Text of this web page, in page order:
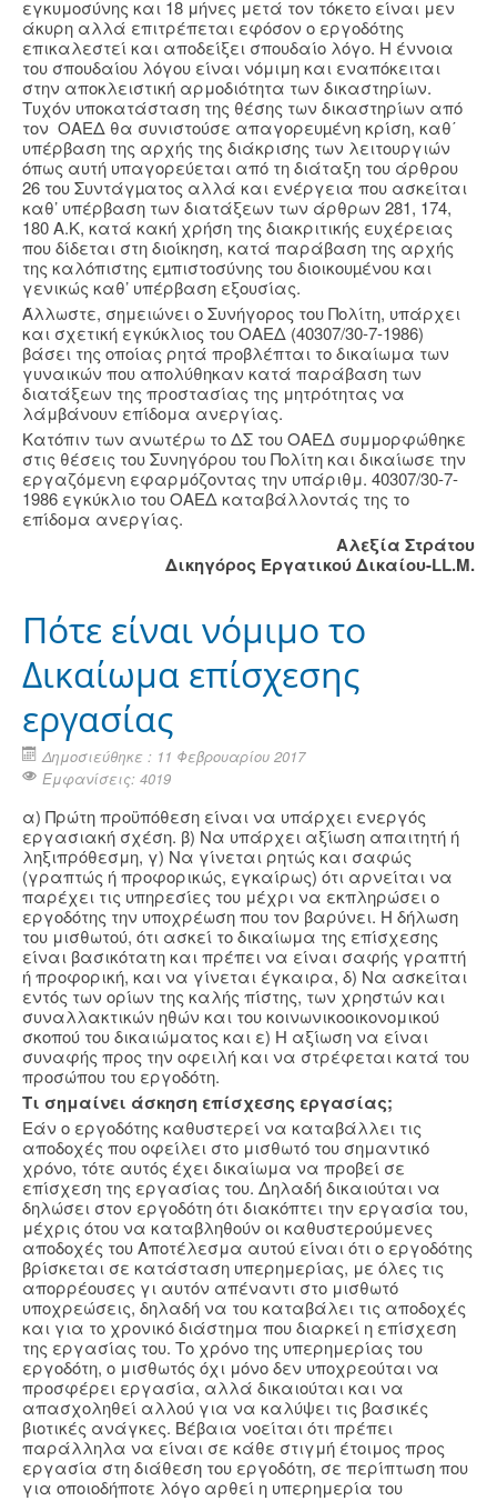
εγκυμοσύνης και 18 μήνες μετά τον τόκετο είναι μεν
άκυρη αλλά επιτρέπεται εφόσον ο εργοδότης
επικαλεστεί και αποδείξει σπουδαίο λόγο. Η έννοια
του σπουδαίου λόγου είναι νόμιμη και εναπόκειται
στην αποκλειστική αρμοδιότητα των δικαστηρίων.
Τυχόν υποκατάσταση της θέσης των δικαστηρίων από
τον ΟΑΕΔ θα συνιστούσε απαγορευµένη κρίση, καθ΄
υπέρβαση της αρχής της διάκρισης των λειτουργιών
όπως αυτή υπαγορεύεται από τη διάταξη του άρθρου
26 του Συντάγµατος αλλά και ενέργεια που ασκείται
καθ’ υπέρβαση των διατάξεων των άρθρων 281, 174,
180 Α.Κ, κατά κακή χρήση της διακριτικής ευχέρειας
που δίδεται στη διοίκηση, κατά παράβαση της αρχής
της καλόπιστης εµπιστοσύνης του διοικουµένου και
γενικώς καθ’ υπέρβαση εξουσίας.
Άλλωστε, σημειώνει ο Συνήγορος του Πολίτη, υπάρχει
και σχετική εγκύκλιος του ΟΑΕΔ (40307/30-7-1986)
βάσει της οποίας ρητά προβλέπται το δικαίωμα των
γυναικών που απολύθηκαν κατά παράβαση των
διατάξεων της προστασίας της μητρότητας να
λάμβάνουν επίδομα ανεργίας.
Κατόπιν των ανωτέρω το ΔΣ του ΟΑΕΔ συμμορφώθηκε
στις θέσεις του Συνηγόρου του Πολίτη και δικαίωσε την
εργαζόμενη εφαρμόζοντας την υπάριθμ. 40307/30-7-
1986 εγκύκλιο του ΟΑΕΔ καταβάλλοντάς της το
επίδομα ανεργίας.
Αλεξία Στράτου
Δικηγόρος Εργατικού Δικαίου-LL.M.
Πότε είναι νόμιμο το
Δικαίωμα επίσχεσης
εργασίας
Δημοσιεύθηκε : 11 Φεβρουαρίου 2017
Εμφανίσεις: 4019
α) Πρώτη προϋπόθεση είναι να υπάρχει ενεργός
εργασιακή σχέση. β) Να υπάρχει αξίωση απαιτητή ή
ληξιπρόθεσμη, γ) Να γίνεται ρητώς και σαφώς
(γραπτώς ή προφορικώς, εγκαίρως) ότι αρνείται να
παρέχει τις υπηρεσίες του μέχρι να εκπληρώσει ο
εργοδότης την υποχρέωση που τον βαρύνει. Η δήλωση
του μισθωτού, ότι ασκεί το δικαίωμα της επίσχεσης
είναι βασικότατη και πρέπει να είναι σαφής γραπτή
ή προφορική, και να γίνεται έγκαιρα, δ) Να ασκείται
εντός των ορίων της καλής πίστης, των χρηστών και
συναλλακτικών ηθών και του κοινωνικοοικονομικού
σκοπού του δικαιώματος και ε) Η αξίωση να είναι
συναφής προς την οφειλή και να στρέφεται κατά του
προσώπου του εργοδότη.
Τι σημαίνει άσκηση επίσχεσης εργασίας;
Εάν ο εργοδότης καθυστερεί να καταβάλλει τις
αποδοχές που οφείλει στο μισθωτό του σημαντικό
χρόνο, τότε αυτός έχει δικαίωμα να προβεί σε
επίσχεση της εργασίας του. Δηλαδή δικαιούται να
δηλώσει στον εργοδότη ότι διακόπτει την εργασία του,
μέχρις ότου να καταβληθούν οι καθυστερούμενες
αποδοχές του Αποτέλεσμα αυτού είναι ότι ο εργοδότης
βρίσκεται σε κατάσταση υπερημερίας, με όλες τις
απορρέουσες γι αυτόν απέναντι στο μισθωτό
υποχρεώσεις, δηλαδή να του καταβάλει τις αποδοχές
και για το χρονικό διάστημα που διαρκεί η επίσχεση
της εργασίας του. Το χρόνο της υπερημερίας του
εργοδότη, ο μισθωτός όχι μόνο δεν υποχρεούται να
προσφέρει εργασία, αλλά δικαιούται και να
απασχοληθεί αλλού για να καλύψει τις βασικές
βιοτικές ανάγκες. Βέβαια νοείται ότι πρέπει
παράλληλα να είναι σε κάθε στιγμή έτοιμος προς
εργασία στη διάθεση του εργοδότη, σε περίπτωση που
για οποιοδήποτε λόγο αρθεί η υπερημερία του